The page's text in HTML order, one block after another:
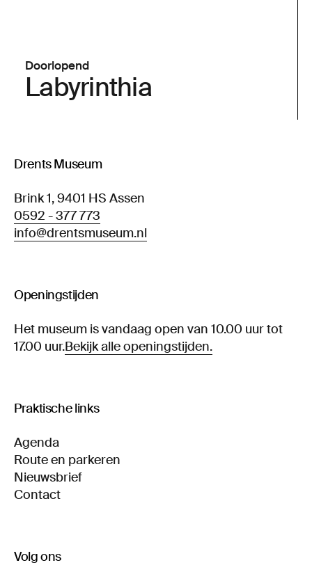
Doorlopend
Labyrinthia
Drents Museum
Brink 1, 9401 HS Assen
0592 - 377 773
info@drentsmuseum.nl
Openingstijden
Het museum is vandaag open van 10.00 uur tot
17.00 uur.Bekijk alle openingstijden.
Praktische links
Agenda
Route en parkeren
Nieuwsbrief
Contact
Volg ons